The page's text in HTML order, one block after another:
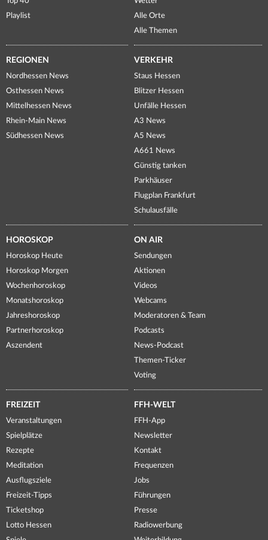
Playlist
Alle Orte
Alle Themen
REGIONEN
Nordhessen News
Osthessen News
Mittelhessen News
Rhein-Main News
Südhessen News
VERKEHR
Staus Hessen
Blitzer Hessen
Unfälle Hessen
A3 News
A5 News
A661 News
Günstig tanken
Parkhäuser
Flugplan Frankfurt
Schulausfälle
HOROSKOP
Horoskop Heute
Horoskop Morgen
Wochenhoroskop
Monatshoroskop
Jahreshoroskop
Partnerhoroskop
Aszendent
ON AIR
Sendungen
Aktionen
Videos
Webcams
Moderatoren & Team
Podcasts
News-Podcast
Themen-Ticker
Voting
FREIZEIT
Veranstaltungen
Spielplätze
Rezepte
Meditation
Ausflugsziele
Freizeit-Tipps
Ticketshop
Lotto Hessen
FFH-WELT
FFH-App
Newsletter
Kontakt
Frequenzen
Jobs
Führungen
Presse
Radiowerbung